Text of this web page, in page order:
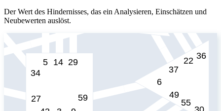
Der Wert des Hindernisses, das ein Analysieren, Einschätzen und
Neubewerten auslöst.